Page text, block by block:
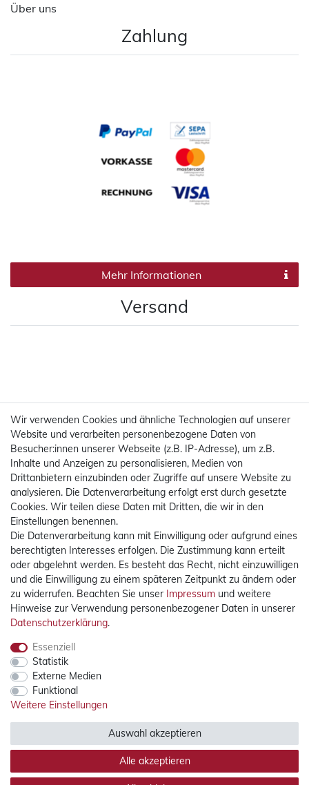
Über uns
Zahlung
Mehr Informationen
Versand
Mehr Informationen
Rechtliches
Widerrufsrecht
Widerrufsformular
Impressum
Datenschutzerklärung
AGB
TH-012-20034-H)
© Copyright 2026 | Alle Rechte vorbehalten.
Wir verwenden Cookies und ähnliche Technologien auf unserer
Website und verarbeiten personenbezogene Daten von
Besucher:innen unserer Webseite (z.B. IP-Adresse), um z.B.
Inhalte und Anzeigen zu personalisieren, Medien von
Drittanbietern einzubinden oder Zugriffe auf unsere Website zu
analysieren. Die Datenverarbeitung erfolgt erst durch gesetzte
Cookies. Wir teilen diese Daten mit Dritten, die wir in den
Einstellungen benennen.
Die Datenverarbeitung kann mit Einwilligung oder aufgrund eines
berechtigten Interesses erfolgen. Die Zustimmung kann erteilt
oder abgelehnt werden. Es besteht das Recht, nicht einzuwilligen
und die Einwilligung zu einem späteren Zeitpunkt zu ändern oder
zu widerrufen. Beachten Sie unser Impressum und weitere
Hinweise zur Verwendung personenbezogener Daten in unserer
Daten­schutz­erklärung.
Essenziell
Statistik
Externe Medien
Funktional
Weitere Einstellungen
Alle akzeptieren
Auswahl akzeptieren